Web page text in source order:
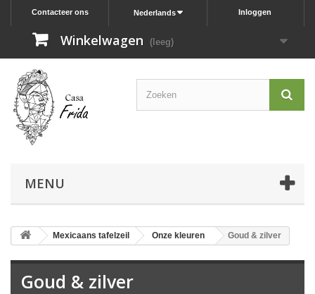
Inloggen
Nederlands
Contacteer ons
Winkelwagen (leeg)
MENU
Mexicaans tafelzeil Onze kleuren Goud & zilver
Goud & zilver